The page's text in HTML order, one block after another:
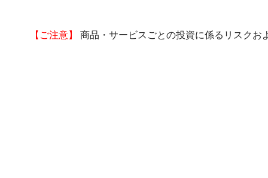
【ご注意】 商品・サービスごとの投資に係るリスクお